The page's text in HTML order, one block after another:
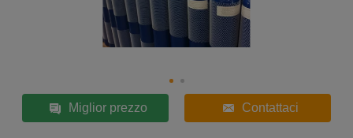
Miglior prezzo Contattaci